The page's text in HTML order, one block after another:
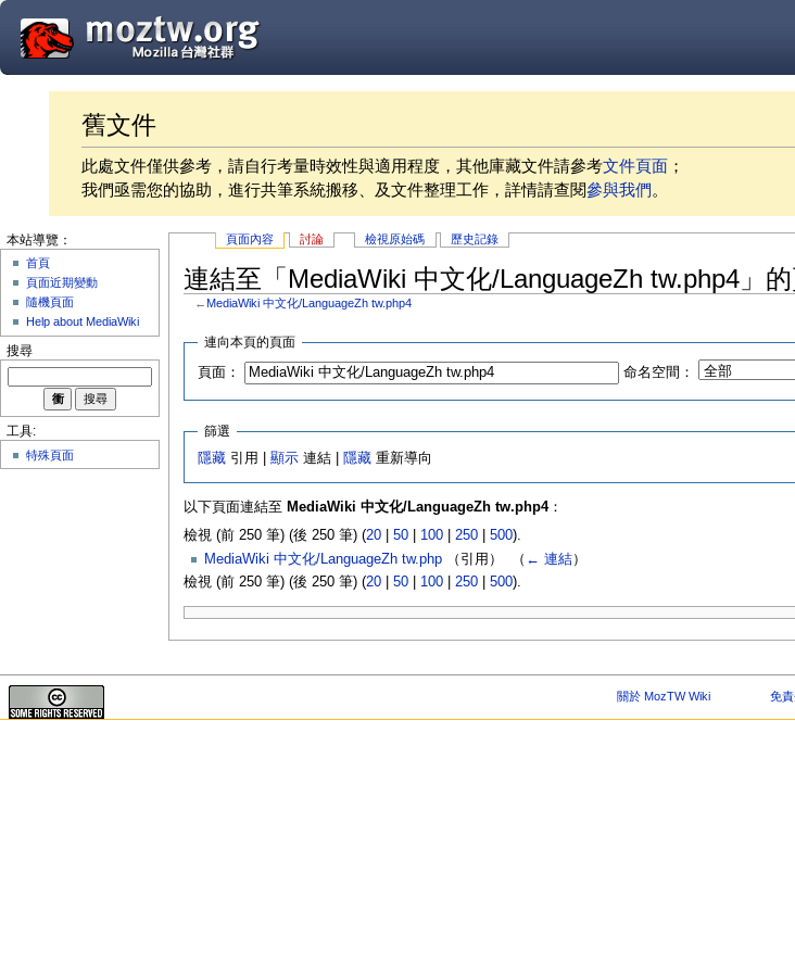
舊文件
此處文件僅供參考，請自行考量時效性與適用程度，其他庫藏文件請參考文件頁面 ；
我們亟需您的協助，進行共筆系統搬移、及文件整理工作，詳情請查閱參與我們。
頁面內容 討論 檢視原始碼 歷史記錄
連結至「MediaWiki 中文化/LanguageZh tw.php4」
← MediaWiki 中文化/LanguageZh tw.php4
連向本頁的頁面
頁面： 命名空間：
篩選
隱藏 引用 |顯示 連結 | 隱藏 重新導向
以下頁面連結至 MediaWiki 中文化/LanguageZh tw.php4：
檢視 (前 250 筆) (後 250 筆) (20| 50| 100| 250| 500).
MediaWiki 中文化/LanguageZh tw.php（引用） ‎ （ ← 連結）
檢視 (前 250 筆) (後 250 筆) (20| 50| 100| 250| 500).
本站導覽：
首頁
頁面近期變動
隨機頁面
Help about MediaWiki
搜尋
工具:
特殊頁面
關於 MozTW Wiki 免